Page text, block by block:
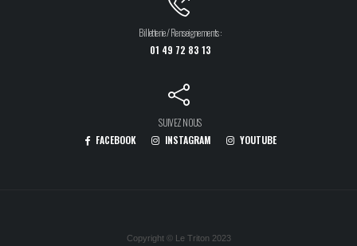
Billetterie / Renseignements :
01 49 72 83 13
SUIVEZ NOUS
FACEBOOK
INSTAGRAM YOUTUBE
Copyright © Le Triton 2023